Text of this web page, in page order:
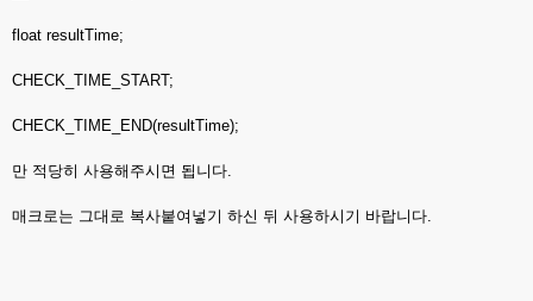
float resultTime;
CHECK_TIME_START;
CHECK_TIME_END(resultTime);
만 적당히 사용해주시면 됩니다.
매크로는 그대로 복사붙여넣기 하신 뒤 사용하시기 바랍니다.